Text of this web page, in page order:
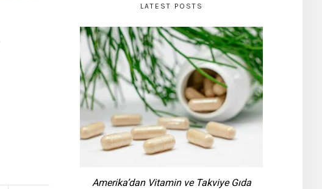
LATEST POSTS
Amerika’dan Vitamin ve Takviye Gıda